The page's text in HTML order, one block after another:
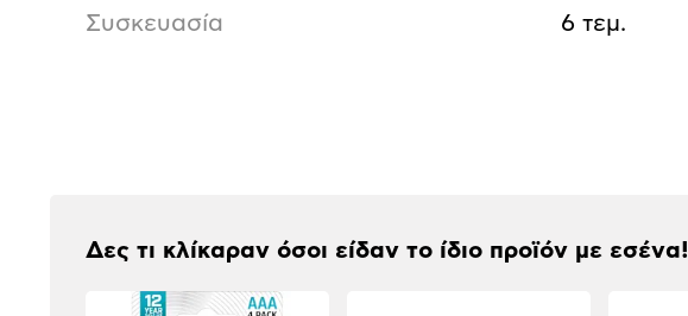
Συσκευασία 6 τεμ.
Δες τι κλίκαραν όσοι είδαν το ίδιο προϊόν με εσένα!